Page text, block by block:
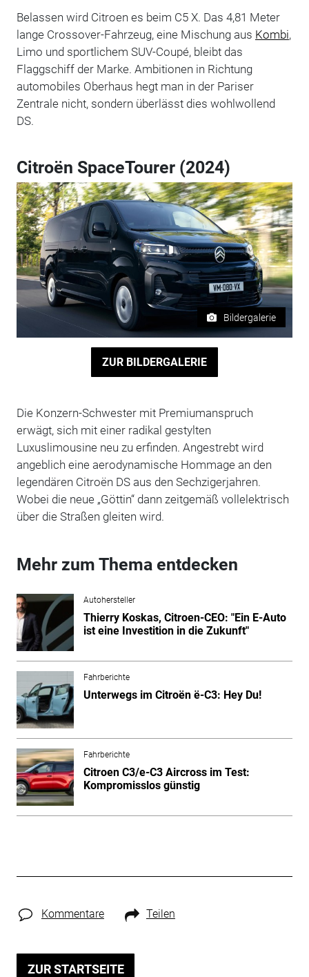
Belassen wird Citroen es beim C5 X. Das 4,81 Meter
lange Crossover-Fahrzeug, eine Mischung aus Kombi,
Limo und sportlichem SUV-Coupé, bleibt das
Flaggschiff der Marke. Ambitionen in Richtung
automobiles Oberhaus hegt man in der Pariser
Zentrale nicht, sondern überlässt dies wohlwollend
DS.
Citroën SpaceTourer (2024)
Bildergalerie
ZUR BILDERGALERIE
Die Konzern-Schwester mit Premiumanspruch
erwägt, sich mit einer radikal gestylten
Luxuslimousine neu zu erfinden. Angestrebt wird
angeblich eine aerodynamische Hommage an den
legendären Citroën DS aus den Sechzigerjahren.
Wobei die neue „Göttin“ dann zeitgemäß vollelektrisch
über die Straßen gleiten wird.
Mehr zum Thema entdecken
Autohersteller
Thierry Koskas, Citroen-CEO: "Ein E-Auto
ist eine Investition in die Zukunft"
Fahrberichte
Unterwegs im Citroën ë-C3: Hey Du!
Fahrberichte
Citroen C3/e-C3 Aircross im Test:
Kompromisslos günstig
Kommentare Teilen
ZUR STARTSEITE